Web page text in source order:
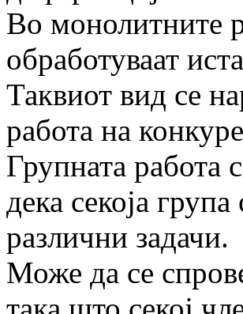
Во монолитните
обработуваат
Таквиот вид се
работа на
Групната работа
дека секоја
различни задачи.
Може да се